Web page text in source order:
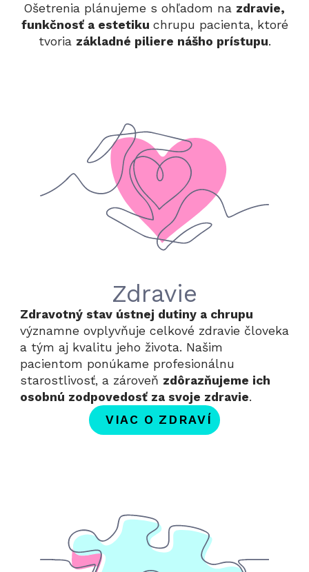
Ošetrenia plánujeme s ohľadom na zdravie,
funkčnosť a estetiku chrupu pacienta, ktoré
tvoria základné piliere nášho prístupu.
Zdravie
Zdravotný stav ústnej dutiny a chrupu
významne ovplyvňuje celkové zdravie človeka
a tým aj kvalitu jeho života. Našim
pacientom ponúkame profesionálnu
starostlivosť, a zároveň zdôrazňujeme ich
osobnú zodpovedosť za svoje zdravie.
VIAC O ZDRAVÍ